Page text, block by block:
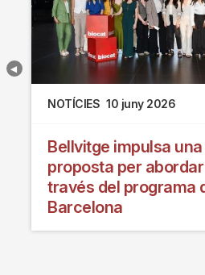
NOTÍCIES 10 juny 2026
Bellvitge impulsa
proposta per
través del programa
Barcelona